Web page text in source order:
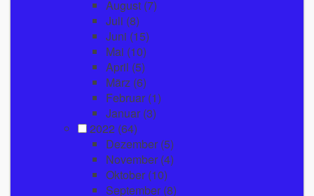
August (7)
Juli (8)
Juni (15)
Mai (10)
April (5)
März (6)
Februar (1)
Januar (3)
2022 (64)
Dezember (5)
November (4)
Oktober (10)
September (8)